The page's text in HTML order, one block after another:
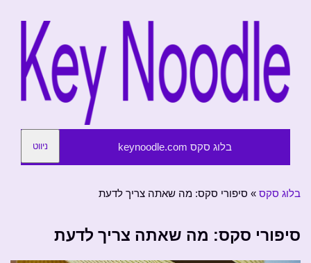
בלוג סקס keynoodle.com ניווט
בלוג סקס » סיפורי סקס: מה שאתה צריך לדעת
סיפורי סקס: מה שאתה צריך לדעת